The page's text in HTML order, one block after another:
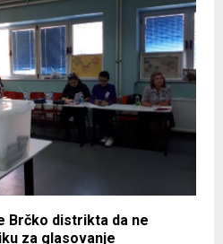
Brčko distrikta da ne
za glasovanje